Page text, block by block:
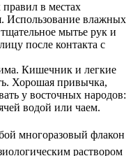
в местах
Использование влажных
мытье рук и
после контакта с
Кишечник и легкие
Хорошая привычка,
у восточных народов:
водой или чаем.
многоразовый флакон
раствором